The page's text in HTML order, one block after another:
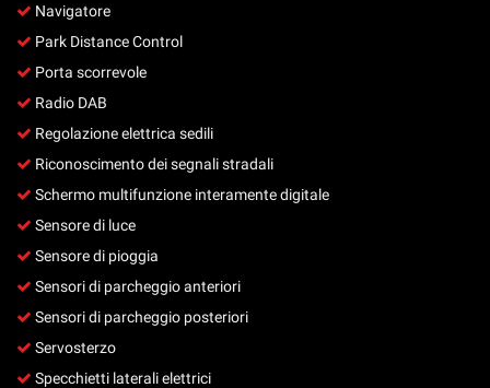
Navigatore
Park Distance Control
Porta scorrevole
Radio DAB
Regolazione elettrica sedili
Riconoscimento dei segnali stradali
Schermo multifunzione interamente digitale
Sensore di luce
Sensore di pioggia
Sensori di parcheggio anteriori
Sensori di parcheggio posteriori
Servosterzo
Specchietti laterali elettrici